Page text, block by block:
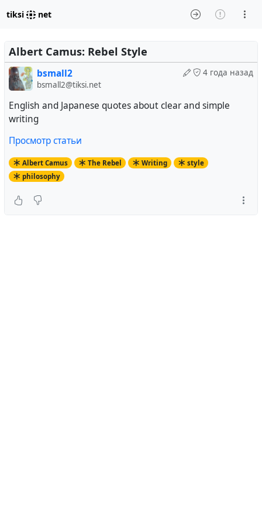
tiksi net
Albert Camus: Rebel Style
4 года назад
bsmall2
bsmall2@tiksi.net
English and Japanese quotes about clear and simple
writing
Просмотр статьи
Albert Camus The Rebel Writing
style
philosophy